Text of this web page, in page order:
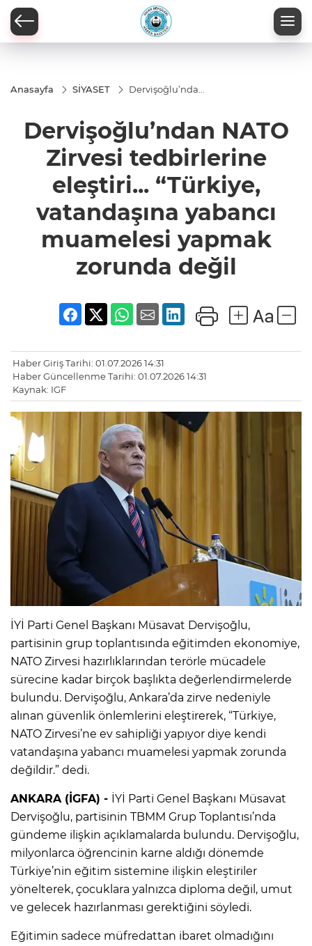
Anasayfa SİYASET
Dervişoğlu’ndan
eleştiri...
“Türkiye,
yabancı
muamelesi
yapmak
zorunda değil
Dervişoğlu’ndan NATO
Zirvesi tedbirlerine
eleştiri... “Türkiye,
vatandaşına yabancı
muamelesi yapmak
zorunda değil
Haber Giriş Tarihi: 01.07.2026 14:31
Haber Güncellenme Tarihi: 01.07.2026 14:31
Kaynak: IGF
İYİ Parti Genel Başkanı Müsavat Dervişoğlu,
partisinin grup toplantısında eğitimden ekonomiye,
NATO Zirvesi hazırlıklarından terörle mücadele
sürecine kadar birçok başlıkta değerlendirmelerde
bulundu. Dervişoğlu, Ankara’da zirve nedeniyle
alınan güvenlik önlemlerini eleştirerek, “Türkiye,
NATO Zirvesi’ne ev sahipliği yapıyor diye kendi
vatandaşına yabancı muamelesi yapmak zorunda
değildir.” dedi.
ANKARA (İGFA) - İYİ Parti Genel Başkanı Müsavat
Dervişoğlu, partisinin TBMM Grup Toplantısı’nda
gündeme ilişkin açıklamalarda bulundu. Dervişoğlu,
milyonlarca öğrencinin karne aldığı dönemde
Türkiye’nin eğitim sistemine ilişkin eleştiriler
yönelterek, çocuklara yalnızca diploma değil, umut
ve gelecek hazırlanması gerektiğini söyledi.
Eğitimin sadece müfredattan ibaret olmadığını